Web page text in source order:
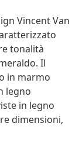
Vincent Van
tonalità
Il
in marmo
legno
in legno
dimensioni,